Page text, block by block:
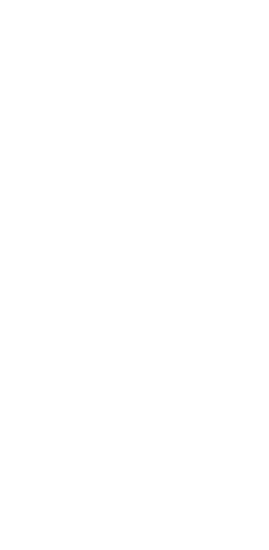
i
się w czarnej
rozwoju opon
sztucznej
2020
które
opony
Nowy
użyciu
zapewnia
opon.
określone
przydatne do
po
generuje nowe